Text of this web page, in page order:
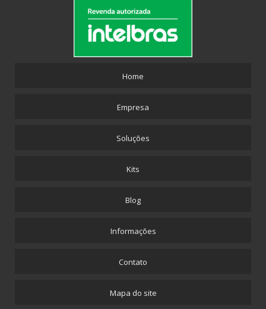
Home
Empresa
Soluções
Kits
Blog
Informações
Contato
Mapa do site